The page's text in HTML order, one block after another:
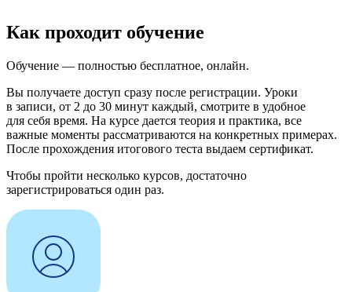
Как проходит обучение
Обучение — полностью бесплатное, онлайн.
Вы получаете доступ сразу после регистрации. Уроки
в записи, от 2 до 30 минут каждый, смотрите в удобное
для себя время. На курсе дается теория и практика, все
важные моменты рассматриваются на конкретных примерах.
После прохождения итогового теста выдаем сертификат.
Чтобы пройти несколько курсов, достаточно
зарегистрироваться один раз.